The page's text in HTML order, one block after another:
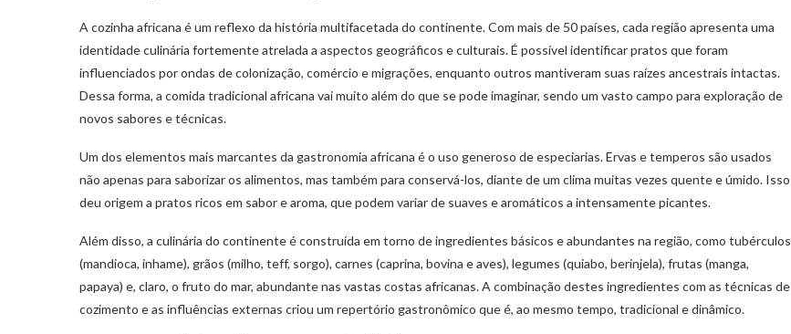
A cozinha africana é um reflexo da história multifacetada do continente. Com mais de 50 países, cada região apresenta uma
identidade culinária fortemente atrelada a aspectos geográficos e culturais. É possível identificar pratos que foram
influenciados por ondas de colonização, comércio e migrações, enquanto outros mantiveram suas raízes ancestrais intactas.
Dessa forma, a comida tradicional africana vai muito além do que se pode imaginar, sendo um vasto campo para exploração de
novos sabores e técnicas.
Um dos elementos mais marcantes da gastronomia africana é o uso generoso de especiarias. Ervas e temperos são usados
não apenas para saborizar os alimentos, mas também para conservá-los, diante de um clima muitas vezes quente e úmido. Isso
deu origem a pratos ricos em sabor e aroma, que podem variar de suaves e aromáticos a intensamente picantes.
Além disso, a culinária do continente é construída em torno de ingredientes básicos e abundantes na região, como tubérculos
(mandioca, inhame), grãos (milho, teff, sorgo), carnes (caprina, bovina e aves), legumes (quiabo, berinjela), frutas (manga,
papaya) e, claro, o fruto do mar, abundante nas vastas costas africanas. A combinação destes ingredientes com as técnicas de
cozimento e as influências externas criou um repertório gastronômico que é, ao mesmo tempo, tradicional e dinâmico.